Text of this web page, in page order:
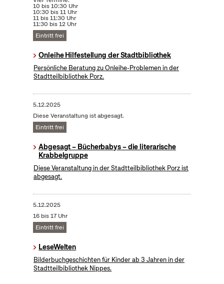
10 bis 10:30 Uhr
10:30 bis 11 Uhr
11 bis 11:30 Uhr
11:30 bis 12 Uhr
Eintritt frei
Onleihe Hilfestellung der Stadtbibliothek
Persönliche Beratung zu Onleihe-Problemen in der
Stadtteilbibliothek Porz.
5.12.2025
Diese Veranstaltung ist abgesagt.
Eintritt frei
Abgesagt – Bücherbabys – die literarische
Krabbelgruppe
Diese Veranstaltung in der Stadtteilbibliothek Porz ist
abgesagt.
5.12.2025
16 bis 17 Uhr
Eintritt frei
LeseWelten
Bilderbuchgeschichten für Kinder ab 3 Jahren in der
Stadtteilbibliothek Nippes.